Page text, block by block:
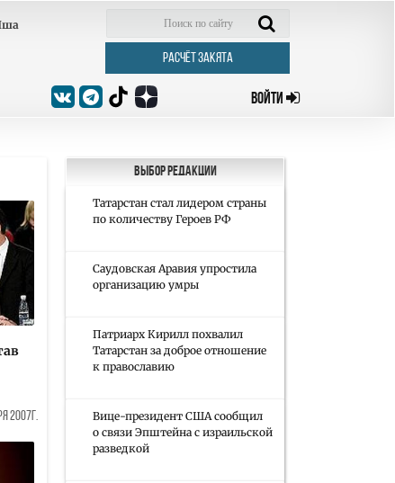
РАСЧЁТ ЗАКЯТА
ВОЙТИ
2007г.
Выбор редакции
Татарстан стал лидером страны
по количеству Героев РФ
Саудовская Аравия упростила
организацию умры
Патриарх Кирилл похвалил
Татарстан за доброе отношение
к православию
Вице-президент США сообщил
о связи Эпштейна с израильской
разведкой